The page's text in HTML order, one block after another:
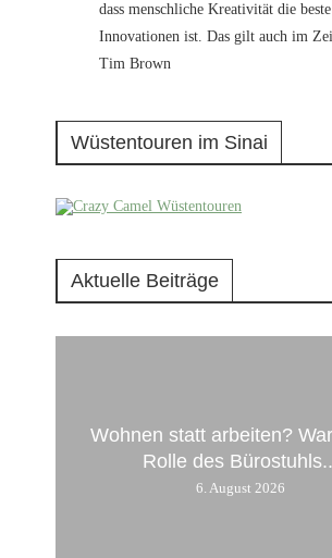
dass menschliche Kreativität die
Innovationen ist. Das gilt auch im
Tim Brown
Wüstentouren im Sinai
Aktuelle Beiträge
Wohnen statt arbeiten?
Rolle des
6. August 2026